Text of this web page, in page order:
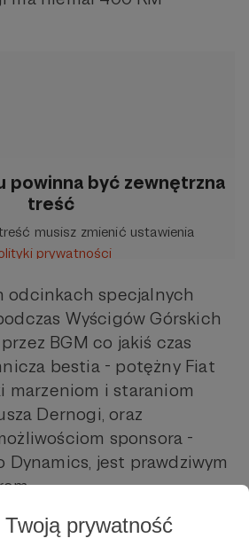
prywatność
powinna być zewnętrzna
treść
musisz zmienić ustawienia
prywatności
odcinkach specjalnych
Wyścigów Górskich
BGM co jakiś czas
bestia - potężny Fiat
marzeniom i staraniom
Dernogi, oraz
sponsora -
Dynamics, jest prawdziwym
unikat w skali